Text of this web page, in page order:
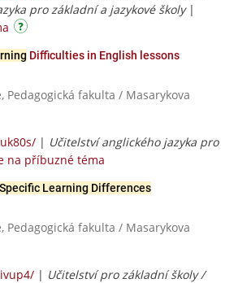
pro základní a jazykové školy|
Difficulties in English lessons
Pedagogická fakulta / Masarykova
| Učitelství anglického jazyka pro
na příbuzné téma
Specific Learning Differences
Pedagogická fakulta / Masarykova
| Učitelství pro základní školy /